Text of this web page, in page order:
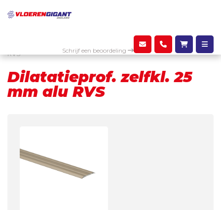
Schrijf een beoordeling
Dilatatieprof. zelfkl. 25 mm alu
RVS
Dilatatieprof. zelfkl. 25
mm alu RVS